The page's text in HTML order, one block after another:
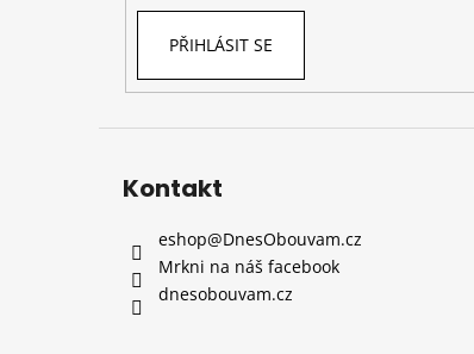
PŘIHLÁSIT SE
Kontakt
eshop@DnesObouvam.cz
Mrkni na náš facebook
dnesobouvam.cz